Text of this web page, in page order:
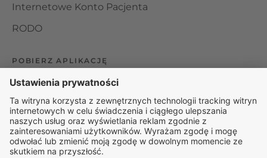
Internetowe Konto Pacjenta
RODO
POBIERZ APLIKACJĘ
Organizator udzielania świadczeń telemedycznych jest
podmiotem leczniczym w rozumieniu ustawy z dnia 15
kwietnia 2011 roku o działalności leczniczej, wpisanym do